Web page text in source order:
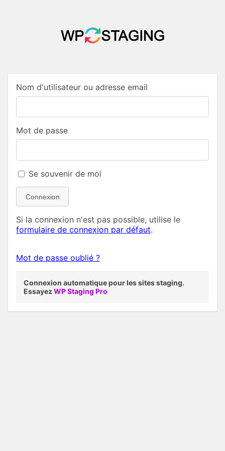
Nom d'utilisateur ou adresse email
Mot de passe
Se souvenir de moi
Connexion
Si la connexion n'est pas possible, utilise le
formulaire de connexion par défaut.
Mot de passe oublié ?
Connexion automatique pour les sites staging.
EssayezWP Staging Pro